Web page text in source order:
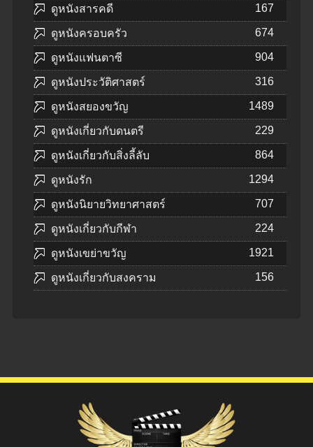
ดูหนังสารคดี 167
ดูหนังครอบครัว 674
ดูหนังแฟนตาซี 904
ดูหนังประวัติศาสตร์ 316
ดูหนังสยองขวัญ 1489
ดูหนังเกี่ยวกับดนตรี 229
ดูหนังเกี่ยวกับสิ่งลี้ลับ 864
ดูหนังรัก 1294
ดูหนังนิยายวิทยาศาสตร์ 707
ดูหนังเกี่ยวกับกีฬา 224
ดูหนังเขย่าขวัญ 1921
ดูหนังเกี่ยวกับสงคราม 156